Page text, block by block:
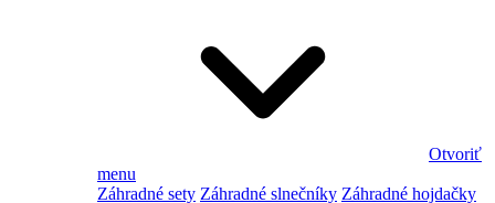
Otvoriť
menu
Záhradné sety Záhradné slnečníky Záhradné hojdačky